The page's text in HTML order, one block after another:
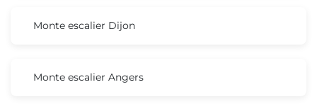
Monte escalier Dijon
Monte escalier Angers